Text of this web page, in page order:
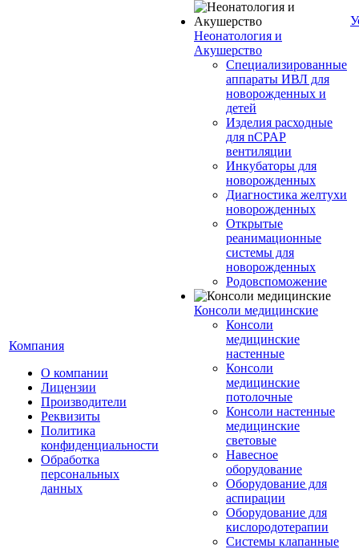
Компания
О компании
Лицензии
Производители
Реквизиты
Политика
конфиденциальности
Обработка
персональных
данных
Неонатология и
Акушерство
Специализированные
аппараты ИВЛ для
новорожденных и
детей
Изделия расходные
для nCPAP
вентиляции
Инкубаторы для
новорожденных
Диагностика желтухи
новорожденных
Открытые
реанимационные
системы для
новорожденных
Родовспоможение
Консоли медицинские
Консоли
медицинские
настенные
Консоли
медицинские
потолочные
Консоли настенные
медицинские
световые
Навесное
оборудование
Оборудование для
аспирации
Оборудование для
кислородотерапии
Системы клапанные